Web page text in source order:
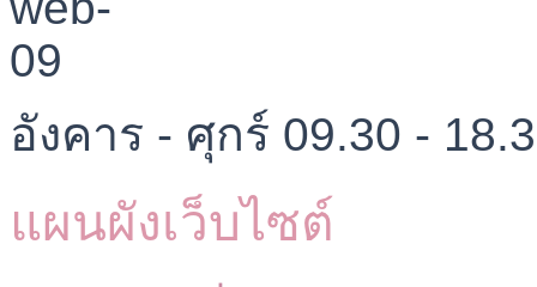
อังคาร - ศุกร์ 09.30 -
แผนผังเว็บไซต์